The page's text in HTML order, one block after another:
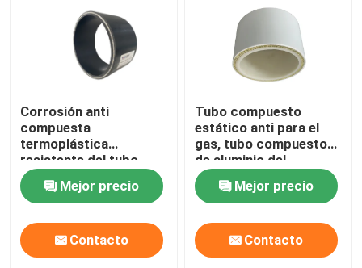
Inicio
Corrosión anti
compuesta
termoplástica
resistente del tubo
FRP de la temperatura
Mejor precio
Contacto
Tubo compuesto
estático anti para el
gas, tubo compuesto
de aluminio del
polietileno de FRP
Mejor precio
Contacto